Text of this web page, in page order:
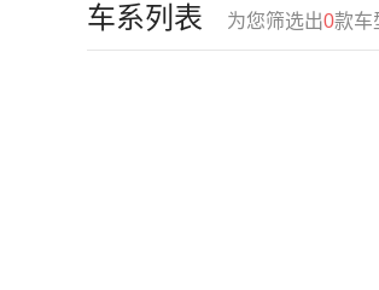
车系列表 为您筛选出0款车